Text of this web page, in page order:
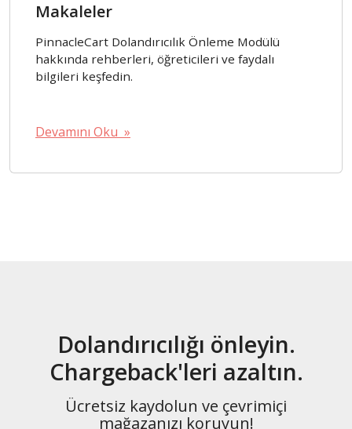
Makaleler
PinnacleCart Dolandırıcılık Önleme Modülü
hakkında rehberleri, öğreticileri ve faydalı
bilgileri keşfedin.
Devamını Oku »
Dolandırıcılığı önleyin.
Chargeback'leri azaltın.
Ücretsiz kaydolun ve çevrimiçi
mağazanızı koruyun!